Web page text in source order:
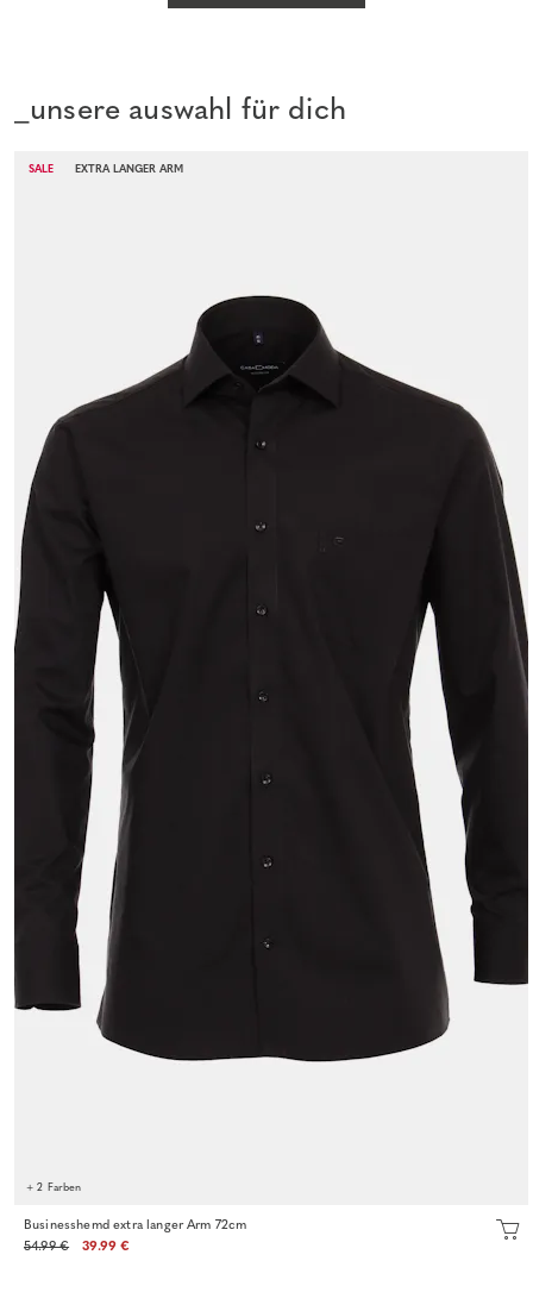
_unsere auswahl für dich
SALE EXTRA LANGER ARM
+ 2 Farben
Businesshemd extra langer Arm 72cm
54.99 €
39.99 €